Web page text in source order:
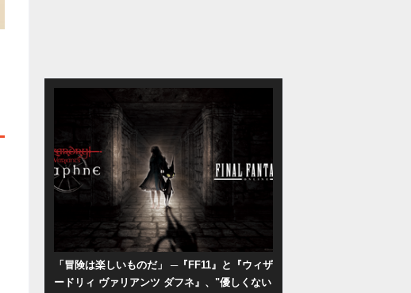
「冒険は楽しいものだ」 ─『FF11』と『ウィザ
ードリィ ヴァリアンツ ダフネ』、"優しくない